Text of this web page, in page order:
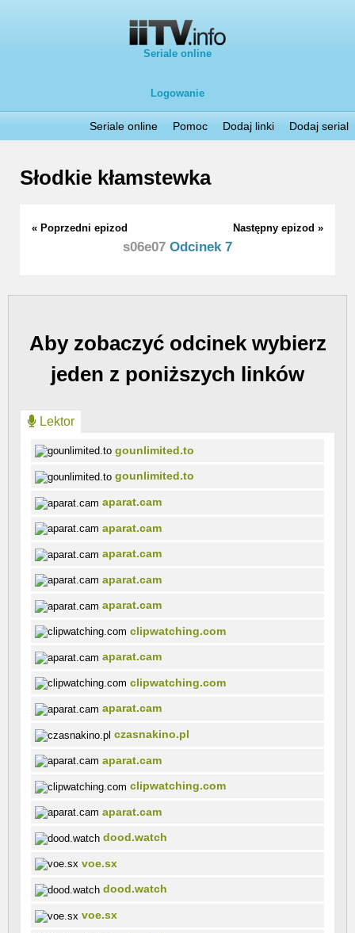
Seriale online
Logowanie
Seriale online Pomoc Dodaj linki Dodaj serial
Słodkie kłamstewka
« Poprzedni epizod Następny epizod »
s06e07 Odcinek 7
Aby zobaczyć odcinek wybierz
jeden z poniższych linków
Lektor
gounlimited.to
gounlimited.to
aparat.cam
aparat.cam
aparat.cam
aparat.cam
aparat.cam
clipwatching.com
aparat.cam
clipwatching.com
aparat.cam
czasnakino.pl
aparat.cam
clipwatching.com
aparat.cam
dood.watch
voe.sx
dood.watch
voe.sx